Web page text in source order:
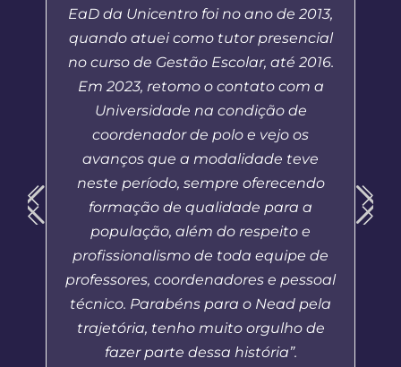
EaD da Unicentro foi no ano de 2013,
quando atuei como tutor presencial
no curso de Gestão Escolar, até 2016.
Em 2023, retomo o contato com a
Universidade na condição de
coordenador de polo e vejo os
avanços que a modalidade teve
neste período, sempre oferecendo
formação de qualidade para a
população, além do respeito e
profissionalismo de toda equipe de
professores, coordenadores e pessoal
técnico. Parabéns para o Nead pela
trajetória, tenho muito orgulho de
fazer parte dessa história”.